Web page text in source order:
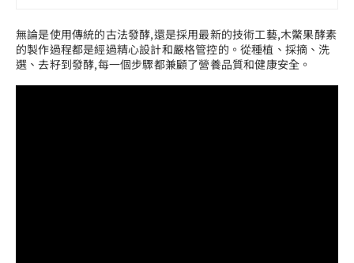
無論是使用傳統的古法發酵,還是採用最新的技術工藝,木鱉果酵素
的製作過程都是經過精心設計和嚴格管控的。從種植、採摘、洗
選、去籽到發酵,每一個步驟都兼顧了營養品質和健康安全。